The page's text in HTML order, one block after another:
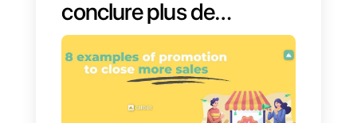
promotion pour
conclure plus de
ventes